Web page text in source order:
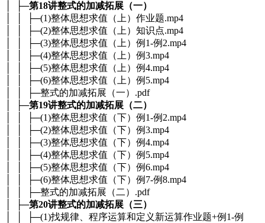
│ ├─第18讲整式的加减拓展（一）
│ │ ├─(1)整体思想求值（上）作业题.mp4
│ │ ├─(2)整体思想求值（上）知识点.mp4
│ │ ├─(3)整体思想求值（上）例1-例2.mp4
│ │ ├─(4)整体思想求值（上）例3.mp4
│ │ ├─(5)整体思想求值（上）例4.mp4
│ │ ├─(6)整体思想求值（上）例5.mp4
│ │ ├─整式的加减拓展（一）.pdf
│ ├─第19讲整式的加减拓展（二）
│ │ ├─(1)整体思想求值（下）例1-例2.mp4
│ │ ├─(2)整体思想求值（下）例3.mp4
│ │ ├─(3)整体思想求值（下）例4.mp4
│ │ ├─(4)整体思想求值（下）例5.mp4
│ │ ├─(5)整体思想求值（下）例6.mp4
│ │ ├─(6)整体思想求值（下）例7-例8.mp4
│ │ ├─整式的加减拓展（二）.pdf
│ ├─第20讲整式的加减拓展（三）
│ │ ├─(1)找规律、程序运算和定义新运算作业题+例1-例